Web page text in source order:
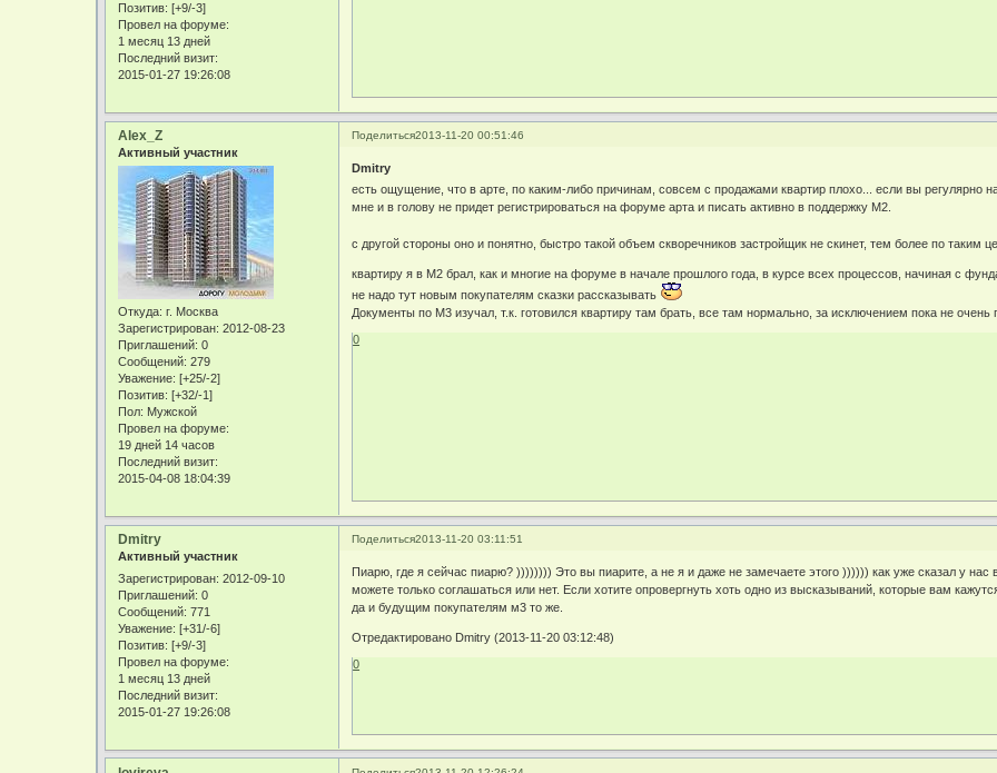
Позитив: [+9/-3]
Провел на форуме:
1 месяц 13 дней
Последний визит:
2015-01-27 19:26:08
Поделиться2013-11-20 00:51:46
Alex_Z
Активный участник
Откуда: г. Москва
Зарегистрирован: 2012-08-23
Приглашений: 0
Сообщений: 279
Уважение: [+25/-2]
Позитив: [+32/-1]
Пол: Мужской
Провел на форуме:
19 дней 14 часов
Последний визит:
2015-04-08 18:04:39
Dmitry
есть ощущение, что в арте, по каким-либо причинам, совсем с продажами квартир плохо... если вы регулярно
мне и в голову не придет регистрироваться на форуме арта и писать активно в поддержку М2.
с другой стороны оно и понятно, быстро такой объем скворечников застройщик не скинет, тем более по таким
квартиру я в М2 брал, как и многие на форуме в начале прошлого года, в курсе всех процессов, начиная с
не надо тут новым покупателям сказки рассказывать
Документы по М3 изучал, т.к. готовился квартиру там брать, все там нормально, за исключением пока не очень
0
Поделиться2013-11-20 03:11:51
Dmitry
Активный участник
Зарегистрирован: 2012-09-10
Приглашений: 0
Сообщений: 771
Уважение: [+31/-6]
Позитив: [+9/-3]
Провел на форуме:
1 месяц 13 дней
Последний визит:
2015-01-27 19:26:08
Пиарю, где я сейчас пиарю? )))))))) Это вы пиарите, а не я и даже не замечаете этого )))))) как уже сказал у нас
можете только соглашаться или нет. Если хотите опровергнуть хоть одно из высказываний, которые вам
да и будущим покупателям м3 то же.
Отредактировано Dmitry (2013-11-20 03:12:48)
0